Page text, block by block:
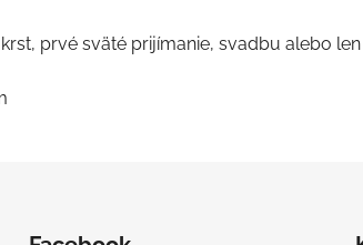
prvé sväté prijímanie, svadbu alebo